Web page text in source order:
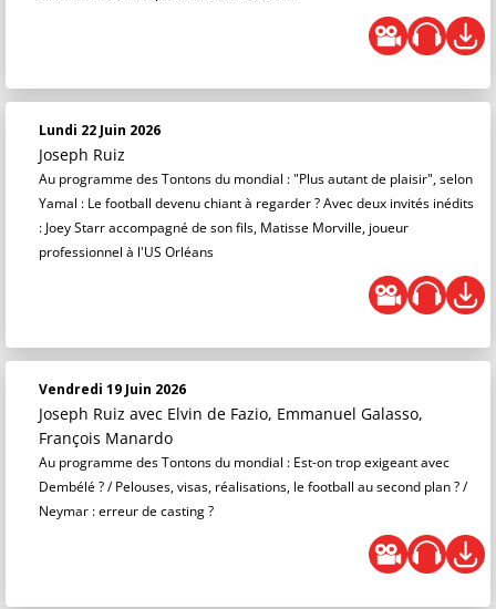
Lundi 22 Juin 2026
Joseph Ruiz
Au programme des Tontons du mondial : "Plus autant de plaisir", selon
Yamal : Le football devenu chiant à regarder ? Avec deux invités inédits
: Joey Starr accompagné de son fils, Matisse Morville, joueur
professionnel à l'US Orléans
Vendredi 19 Juin 2026
Joseph Ruiz avec Elvin de Fazio, Emmanuel Galasso,
François Manardo
Au programme des Tontons du mondial : Est-on trop exigeant avec
Dembélé ? / Pelouses, visas, réalisations, le football au second plan ? /
Neymar : erreur de casting ?